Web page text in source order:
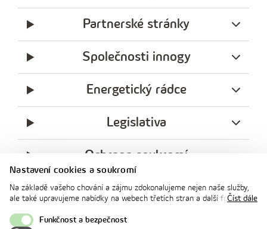
Nastavení cookies a soukromí
Na základě vašeho chování a zájmu zdokonalujeme nejen naše služby,
ale také upravujeme nabídky na webech třetích stran a další formy
souhlasu. Svoje nastavení můžete kdykoliv změnit v zápatí stránky v
Číst dále
Funkčnost a bezpečnost
Partnerské stránky
Společnosti innogy
Energetický rádce
Legislativa
Ochrana soukromí
messengerfacebook
x
innogy
instagramyoutubeLinkedin